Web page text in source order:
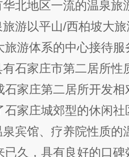
地区一流的温泉旅
以平山/西柏坡大旅
旅游体系的中心接待服
家庄市第二居所性
石家庄第二居所开发相
石家庄城郊型的休闲社
馆、疗养院性质的
已久，具有良好的口